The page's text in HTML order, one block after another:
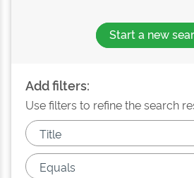
Start a new
Add filters:
Use filters to refine the search